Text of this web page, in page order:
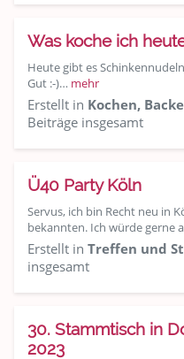
Was koche ich
Heute gibt es
Gut :-)… mehr
Erstellt in Kochen,
Beiträge insgesamt
Ü40 Party Köln
Servus, ich bin Recht neu in
bekannten. Ich würde gerne
Erstellt in Treffen und
insgesamt
30. Stammtisch in
2023